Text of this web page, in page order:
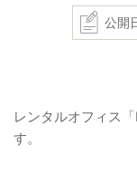
公開
レンタルオフィス
す。